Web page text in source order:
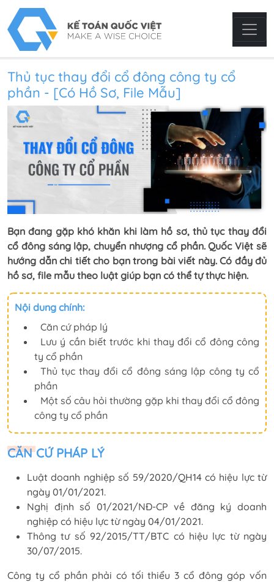
Thủ tục thay đổi cổ đông công ty cổ
phần - [Có Hồ Sơ, File Mẫu]
Bạn đang gặp khó khăn khi làm hồ sơ, thủ tục thay đổi
cổ đông sáng lập, chuyển nhượng cổ phần. Quốc Việt sẽ
hướng dẫn chi tiết cho bạn trong bài viết này. Có đầy đủ
hồ sơ, file mẫu theo luật giúp bạn có thể tự thực hiện.
Nội dung chính:
Căn cứ pháp lý
Lưu ý cần biết trước khi thay đổi cổ đông công
ty cổ phần
Thủ tục thay đổi cổ đông sáng lập công ty cổ
phần
Một số câu hỏi thường gặp khi thay đổi cổ đông
công ty cổ phần
CĂN CỨ PHÁP LÝ
Luật doanh nghiệp số 59/2020/QH14 có hiệu lực từ
ngày 01/01/2021.
Nghị định số 01/2021/NĐ-CP về đăng ký doanh
nghiệp có hiệu lực từ ngày 04/01/2021.
Thông tư số 92/2015/TT/BTC có hiệu lực từ ngày
30/07/2015.
Công ty cổ phần phải có tối thiểu 3 cổ đông góp vốn